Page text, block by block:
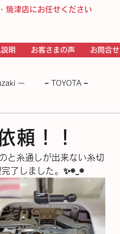
焼津店にお任せください
明 お客さまの声 お問合せ
ー − TOYOTA −
頼！！
と糸通しが出来ない糸切
了しました。✨️◉⁠‿⁠◉